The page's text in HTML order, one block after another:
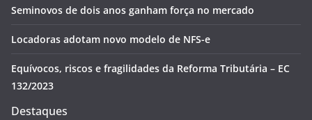
Seminovos de dois anos ganham força no mercado
Locadoras adotam novo modelo de NFS-e
Equívocos, riscos e fragilidades da Reforma Tributária – EC
132/2023
Destaques